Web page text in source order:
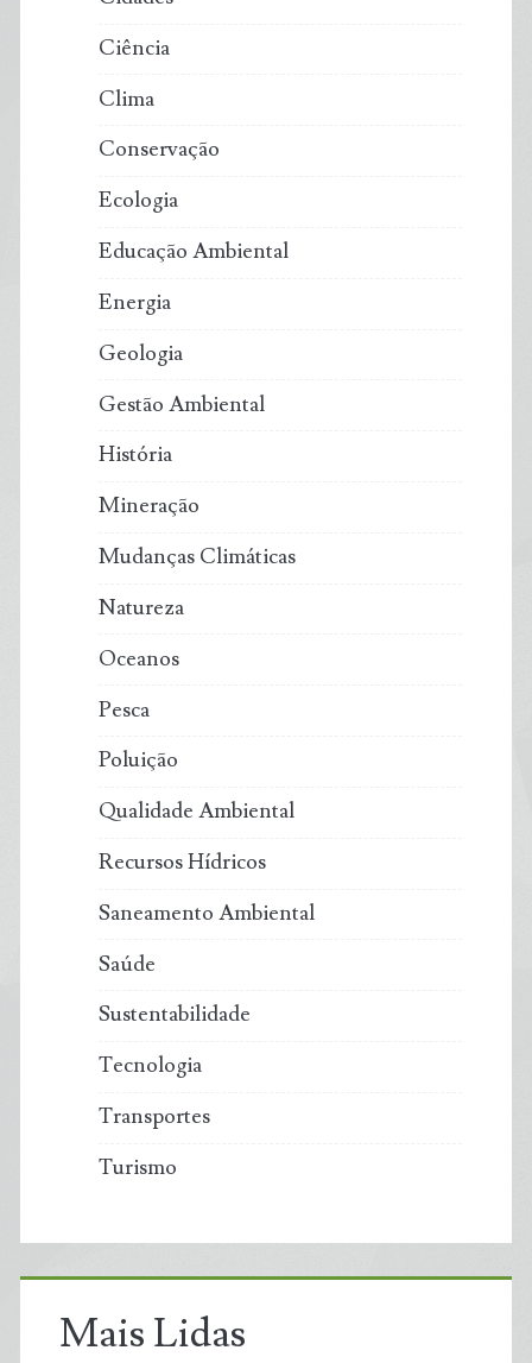
Ciência
Clima
Conservação
Ecologia
Educação Ambiental
Energia
Geologia
Gestão Ambiental
História
Mineração
Mudanças Climáticas
Natureza
Oceanos
Pesca
Poluição
Qualidade Ambiental
Recursos Hídricos
Saneamento Ambiental
Saúde
Sustentabilidade
Tecnologia
Transportes
Turismo
Mais Lidas